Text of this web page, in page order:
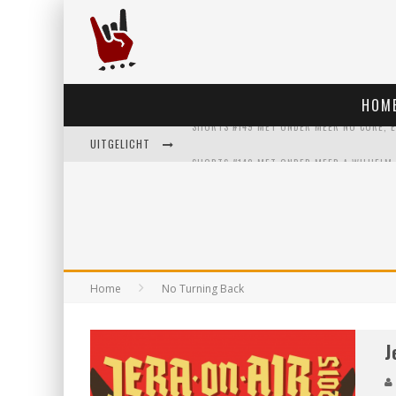
UITGELICHT
Home No Turning Back